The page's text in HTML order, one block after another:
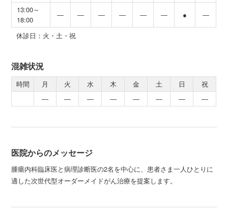
13:00～
18:00
― ― ― ― ― ― ● ―
休診日：火・土・祝
混雑状況
時間 月 火 水 木 金 土 日
祝
―
― ― ― ― ― ― ―
医院からのメッセージ
腫瘍内科臨床医と病理診断医の2名を中心に、患者さま一人ひとりに
適した次世代型オーダーメイドがん治療を提案します。